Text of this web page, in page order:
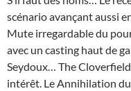
scénario avançant aussi
Mute irregardable du
avec un casting haut de
Seydoux… The Cloverfield
intérêt. Le Annihilation